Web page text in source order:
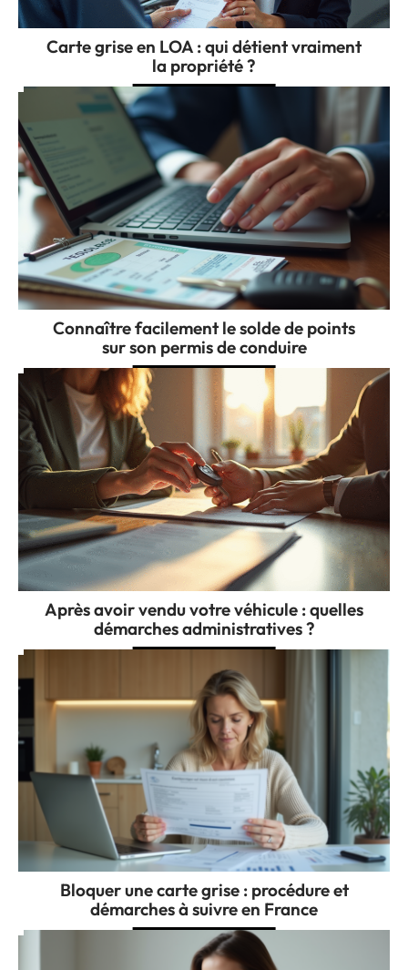
Carte grise en LOA : qui détient vraiment
la propriété ?
Connaître facilement le solde de points
sur son permis de conduire
Après avoir vendu votre véhicule : quelles
démarches administratives ?
Bloquer une carte grise : procédure et
démarches à suivre en France